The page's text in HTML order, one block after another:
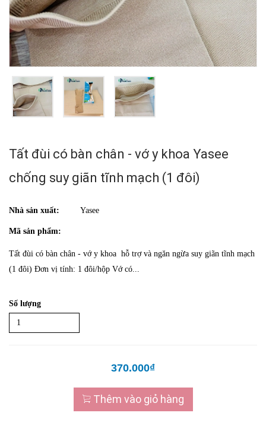
Tất đùi có bàn chân - vớ y khoa Yasee
chống suy giãn tĩnh mạch (1 đôi)
Nhà sản xuất: Yasee
Mã sản phẩm:
Tất đùi có bàn chân - vớ y khoa hỗ trợ và ngăn ngừa suy giãn tĩnh mạch
(1 đôi) Đơn vị tính: 1 đôi/hộp Vớ có...
Số lượng
370.000₫
Thêm vào giỏ hàng